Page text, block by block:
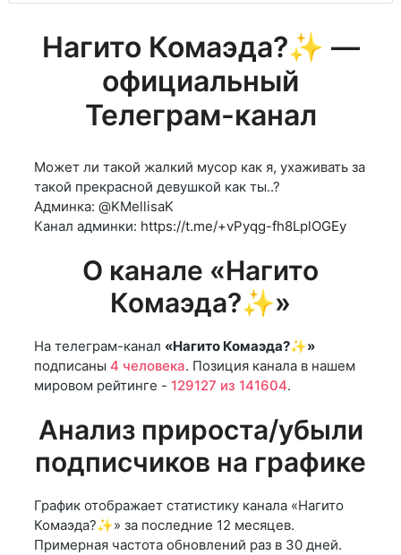
Нагито Комаэда?✨ —
официальный
Телеграм-канал
Может ли такой жалкий мусор как я, ухаживать за
такой прекрасной девушкой как ты..?
Админка: @KMellisaK
Канал админки: https://t.me/+vPyqg-fh8LplOGEy
О канале «Нагито
Комаэда?✨»
На телеграм-канал «Нагито Комаэда?✨»
подписаны 4 человека. Позиция канала в нашем
мировом рейтинге - 129127 из 141604.
Анализ прироста/убыли
подписчиков на графике
График отображает статистику канала «Нагито
Комаэда?✨» за последние 12 месяцев.
Примерная частота обновлений раз в 30 дней.